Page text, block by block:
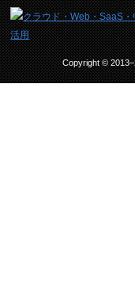
Copyright ©